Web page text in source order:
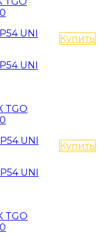
UNI
UNI
Купить
UNI
UNI
Купить